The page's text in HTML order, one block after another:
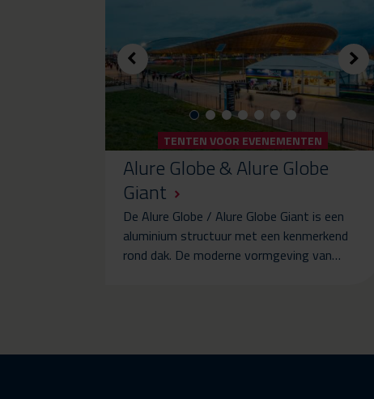
TENTEN VOOR EVENEMENTEN
Alure Globe & Alure Globe
Giant
De Alure Globe / Alure Globe Giant is een
aluminium structuur met een kenmerkend
rond dak. De moderne vormgeving van…